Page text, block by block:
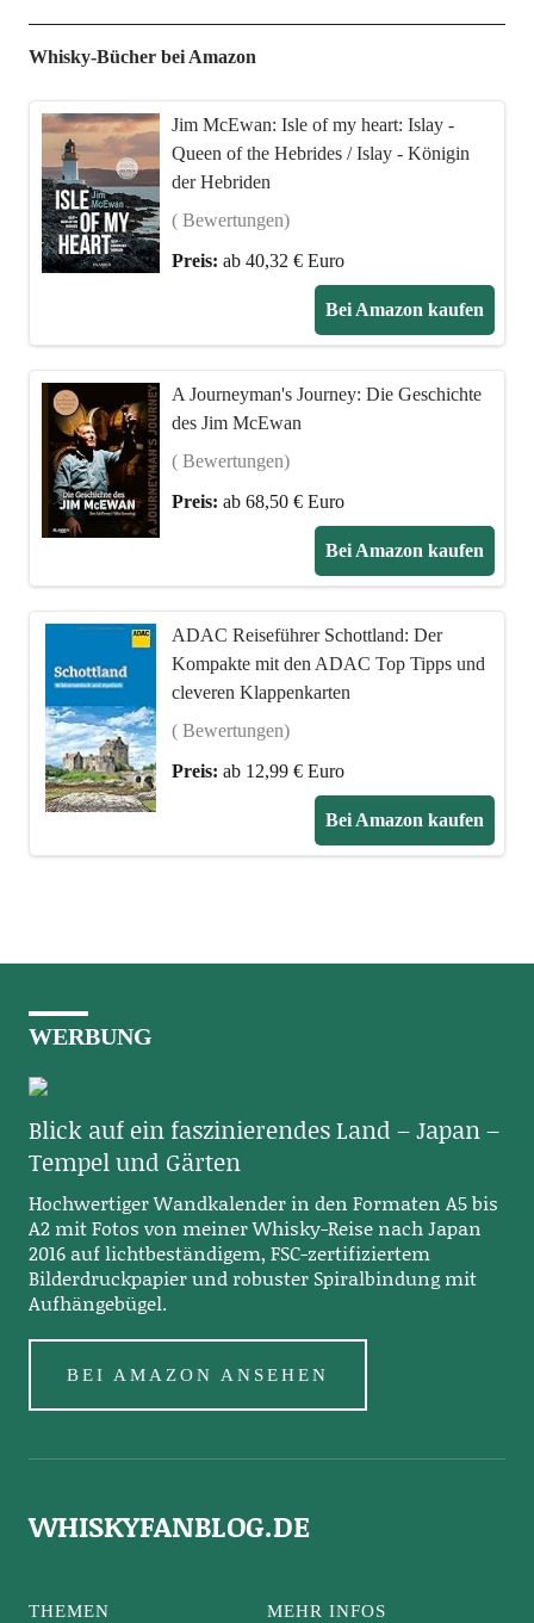
Whisky-Bücher bei Amazon
Jim McEwan: Isle of my heart: Islay -
Queen of the Hebrides / Islay - Königin
der Hebriden
( Bewertungen)
Preis: ab 40,32 € Euro
Bei Amazon kaufen
A Journeyman's Journey: Die Geschichte
des Jim McEwan
( Bewertungen)
Preis: ab 68,50 € Euro
Bei Amazon kaufen
ADAC Reiseführer Schottland: Der
Kompakte mit den ADAC Top Tipps und
cleveren Klappenkarten
( Bewertungen)
Preis: ab 12,99 € Euro
Bei Amazon kaufen
WERBUNG
Blick auf ein faszinierendes Land – Japan –
Tempel und Gärten
Hochwertiger Wandkalender in den Formaten A5 bis
A2 mit Fotos von meiner Whisky-Reise nach Japan
2016 auf lichtbeständigem, FSC-zertifiziertem
Bilderdruckpapier und robuster Spiralbindung mit
Aufhängebügel.
BEI AMAZON ANSEHEN
WHISKYFANBLOG.DE
THEMEN MEHR INFOS